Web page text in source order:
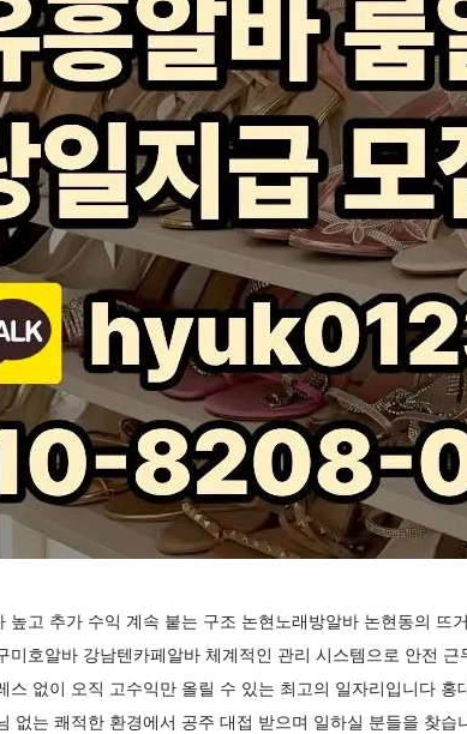
높고 추가 수익 계속 붙는 구조 논현노래방알바 논현동의 뜨
미호알바 강남텐카페알바 체계적인 관리 시스템으로 안전
스 없이 오직 고수익만 올릴 수 있는 최고의 일자리입니다
없는 쾌적한 환경에서 공주 대접 받으며 일하실 분들을 찾